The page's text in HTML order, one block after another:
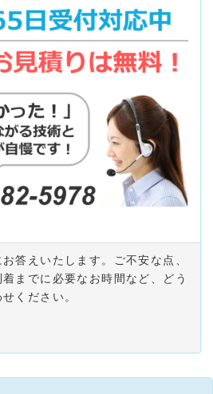
答えいたします。ご不安な点、
までに必要なお時間など、どう
ください。